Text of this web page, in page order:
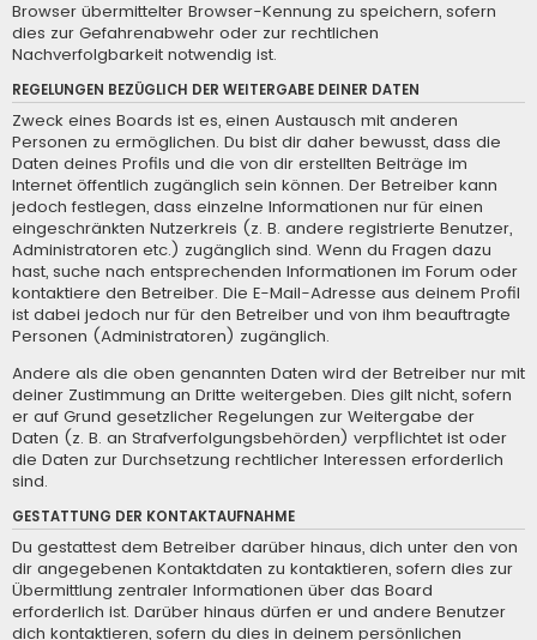
Browser übermittelter Browser-Kennung zu speichern, sofern
dies zur Gefahrenabwehr oder zur rechtlichen
Nachverfolgbarkeit notwendig ist.
REGELUNGEN BEZÜGLICH DER WEITERGABE DEINER DATEN
Zweck eines Boards ist es, einen Austausch mit anderen
Personen zu ermöglichen. Du bist dir daher bewusst, dass die
Daten deines Profils und die von dir erstellten Beiträge im
Internet öffentlich zugänglich sein können. Der Betreiber kann
jedoch festlegen, dass einzelne Informationen nur für einen
eingeschränkten Nutzerkreis (z. B. andere registrierte Benutzer,
Administratoren etc.) zugänglich sind. Wenn du Fragen dazu
hast, suche nach entsprechenden Informationen im Forum oder
kontaktiere den Betreiber. Die E-Mail-Adresse aus deinem Profil
ist dabei jedoch nur für den Betreiber und von ihm beauftragte
Personen (Administratoren) zugänglich.
Andere als die oben genannten Daten wird der Betreiber nur mit
deiner Zustimmung an Dritte weitergeben. Dies gilt nicht, sofern
er auf Grund gesetzlicher Regelungen zur Weitergabe der
Daten (z. B. an Strafverfolgungsbehörden) verpflichtet ist oder
die Daten zur Durchsetzung rechtlicher Interessen erforderlich
sind.
GESTATTUNG DER KONTAKTAUFNAHME
Du gestattest dem Betreiber darüber hinaus, dich unter den von
dir angegebenen Kontaktdaten zu kontaktieren, sofern dies zur
Übermittlung zentraler Informationen über das Board
erforderlich ist. Darüber hinaus dürfen er und andere Benutzer
dich kontaktieren, sofern du dies in deinem persönlichen